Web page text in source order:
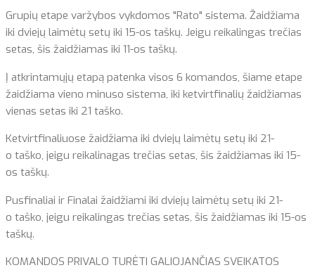
Grupių etape varžybos vykdomos "Rato" sistema. Žaidžiama
iki dviejų laimėtų setų iki 15-os taškų. Jeigu reikalingas trečias
setas, šis žaidžiamas iki 11-os taškų.
Į atkrintamųjų etapą patenka visos 6 komandos, šiame etape
žaidžiama vieno minuso sistema, iki ketvirtfinalių žaidžiamas
vienas setas iki 21 taško.
Ketvirtfinaliuose žaidžiama iki dviejų laimėtų setų iki 21-
o taško, jeigu reikalinagas trečias setas, šis žaidžiamas iki 15-
os taškų.
Pusfinaliai ir Finalai žaidžiami iki dviejų laimėtų setų iki 21-
o taško, jeigu reikalingas trečias setas, šis žaidžiamas iki 15-os
taškų.
KOMANDOS PRIVALO TURĖTI GALIOJANČIAS SVEIKATOS